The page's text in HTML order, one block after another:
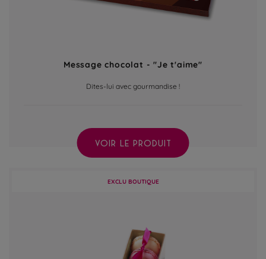
Message chocolat - "Je t'aime"
Dites-lui avec gourmandise !
VOIR LE PRODUIT
EXCLU BOUTIQUE